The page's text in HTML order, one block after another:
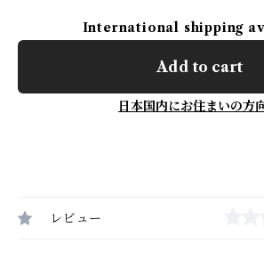
International shipping
Add to cart
日本国内にお住まいの方
レビュー